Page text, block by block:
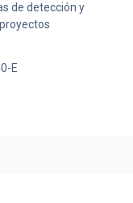
de detección y
E